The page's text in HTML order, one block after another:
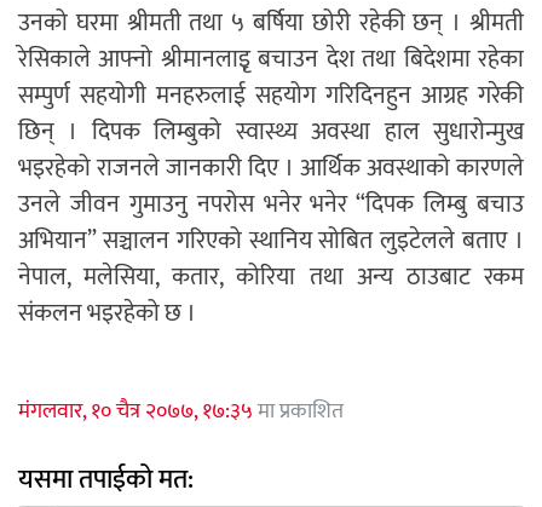
उनको घरमा श्रीमती तथा ५ बर्षिया छोरी रहेकी छन् । श्रीमती
रेसिकाले आफ्नो श्रीमानलाइृ बचाउन देश तथा बिदेशमा रहेका
सम्पुर्ण सहयोगी मनहरुलाई सहयोग गरिदिनहुन आग्रह गरेकी
छिन् । दिपक लिम्बुको स्वास्थ्य अवस्था हाल सुधारोन्मुख
भइरहेको राजनले जानकारी दिए । आर्थिक अवस्थाको कारणले
उनले जीवन गुमाउनु नपरोस भनेर भनेर “दिपक लिम्बु बचाउ
अभियान” सञ्चालन गरिएको स्थानिय सोबित लुइटेलले बताए ।
नेपाल, मलेसिया, कतार, कोरिया तथा अन्य ठाउबाट रकम
संकलन भइरहेको छ ।
मंगलवार, १० चैत्र २०७७, १७:३५मा प्रकाशित
यसमा तपाईको मत: